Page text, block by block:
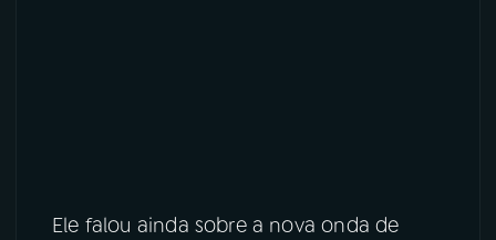
Ele falou ainda sobre a nova onda de